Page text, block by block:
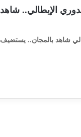
الإيطالي.. شاهد
شاهد بالمجان.. يستضيف